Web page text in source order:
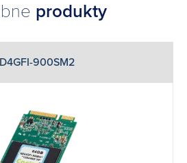
produkty
900SM2